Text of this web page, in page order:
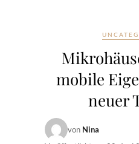
mobile
neuer
von Nina